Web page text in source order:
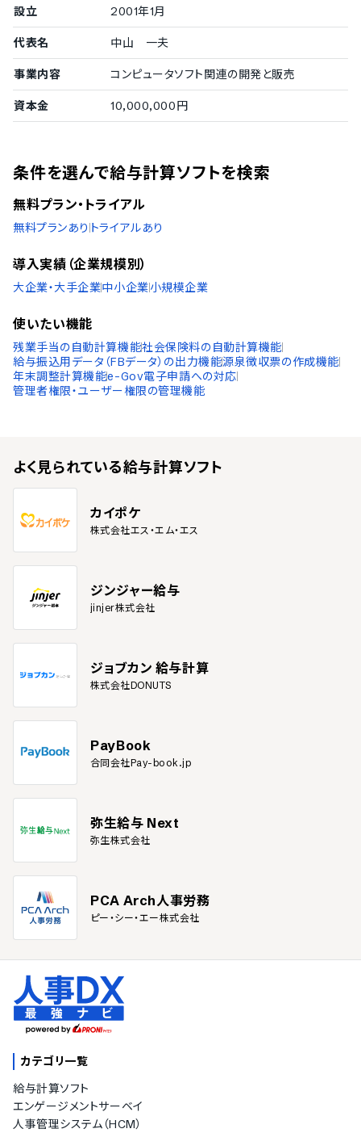
Todoリストでのタスク管理機能
外国通貨対応
日本円
設立 2001年1月
代表名 中山 一夫
事業内容 コンピュータソフト関連の開発と販売
資本金 10,000,000円
条件を選んで給与計算ソフトを検索
無料プラン・トライアル
無料プランあり トライアルあり
導入実績（企業規模別）
大企業・大手企業中小企業小規模企業
使いたい機能
残業手当の自動計算機能社会保険料の自動計算機能
給与振込用データ（FBデータ）の出力機能源泉徴収票の作成機能
年末調整計算機能e-Gov電子申請への対応
管理者権限・ユーザー権限の管理機能
よく見られている給与計算ソフト
カイポケ
株式会社エス・エム・エス
ジンジャー給与
jinjer株式会社
ジョブカン 給与計算
株式会社DONUTS
PayBook
合同会社Pay-book.jp
弥生給与 Next
弥生株式会社
PCA Arch人事労務
ピー・シー・エー株式会社
カテゴリ一覧
給与計算ソフト
エンゲージメントサーベイ
人事管理システム（HCM）